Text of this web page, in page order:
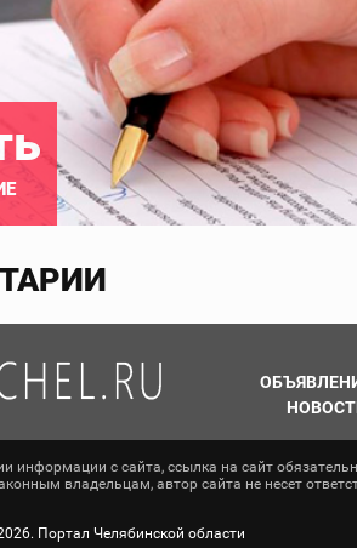
информации с сайта, ссылка на сайт
владельцам, автор сайта не несет
. Портал Челябинской области